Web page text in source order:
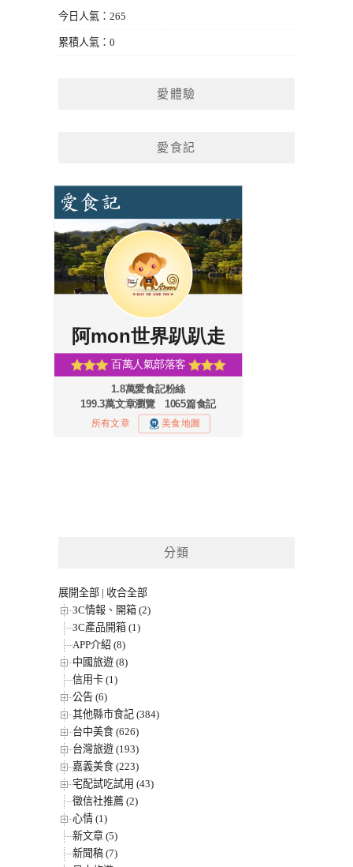
今日人氣：265
累積人氣：0
愛體驗
愛食記
分類
展開全部 | 收合全部
3C情報、開箱 (2)
3C產品開箱 (1)
APP介紹 (8)
中國旅遊 (8)
信用卡 (1)
公告 (6)
其他縣市食記 (384)
台中美食 (626)
台灣旅遊 (193)
嘉義美食 (223)
宅配試吃試用 (43)
徵信社推薦 (2)
心情 (1)
新文章 (5)
新聞稿 (7)